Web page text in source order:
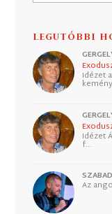
LEGUTÓBBI
Idézet
Idézet
f…
Az